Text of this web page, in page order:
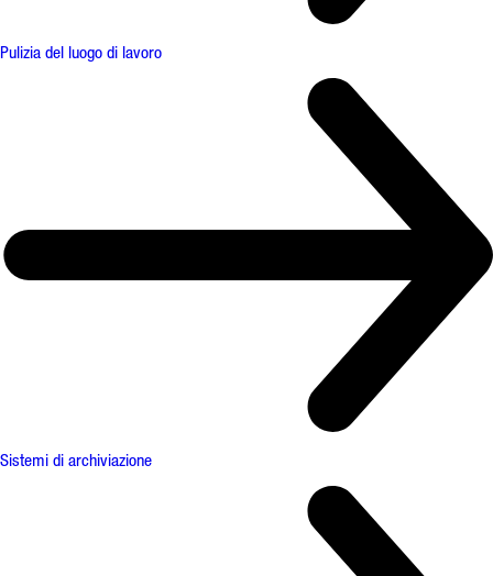
Pulizia del luogo di lavoro
Sistemi di archiviazione